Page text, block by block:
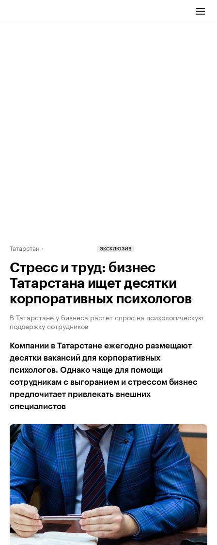
Татарстан ЭКСКЛЮЗИВ
Стресс и труд: бизнес
Татарстана ищет десятки
корпоративных психологов
В Татарстане у бизнеса растет спрос на психологическую
поддержку сотрудников
Компании в Татарстане ежегодно размещают
десятки вакансий для корпоративных
психологов. Однако чаще для помощи
сотрудникам с выгоранием и стрессом бизнес
предпочитает привлекать внешних
специалистов